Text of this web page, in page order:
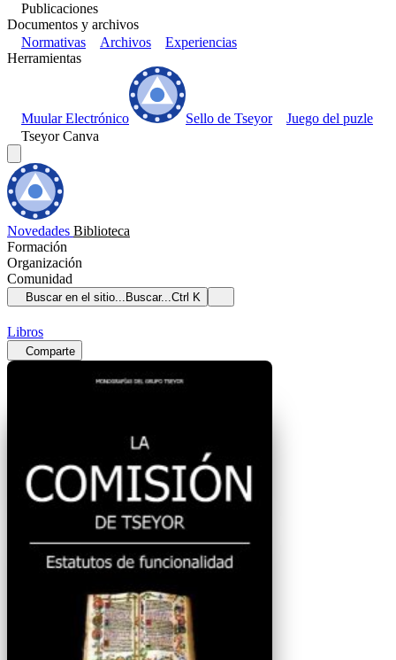
Publicaciones
Documentos y archivos
Normativas
Archivos
Experiencias
Herramientas
Muular Electrónico Sello de Tseyor
Juego del puzle
Tseyor Canva
Novedades Biblioteca
Formación
Organización
Comunidad
Buscar en el sitio... Buscar...Ctrl K
Libros
Comparte